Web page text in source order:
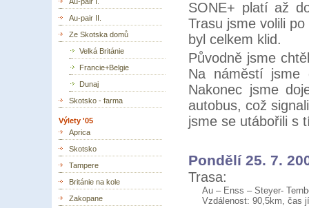
Au-pair II.
Ze Skotska domů
Velká Británie
Francie+Belgie
Dunaj
Skotsko - farma
Výlety '05
Aprica
Skotsko
Tampere
Británie na kole
Zakopane
SONE+ platí až
Trasu jsme volili
byl celkem klid.
Původně jsme
Na náměstí jsme
Nakonec jsme
autobus, což
jsme se utábořili s
Pondělí 25. 7.
Trasa:
Au – Enss – Steyer-
Vzdálenost: 90,5km, čas